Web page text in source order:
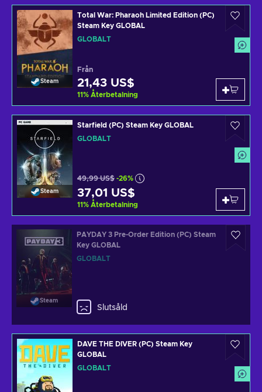
Steam
Total War: Pharaoh Limited Edition (PC)
Steam Key GLOBAL
GLOBALT
Från
21,43 US$
11% Återbetalning
Steam
Starfield (PC) Steam Key GLOBAL
GLOBALT
49,99 US$ -26%
37,01 US$
11% Återbetalning
Steam
PAYDAY 3 Pre-Order Edition (PC) Steam
Key GLOBAL
GLOBALT
Slutsåld
DAVE THE DIVER (PC) Steam Key
GLOBAL
GLOBALT